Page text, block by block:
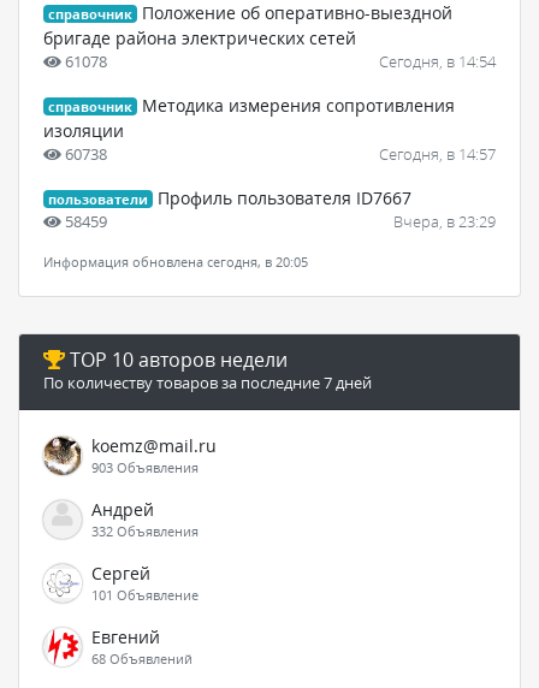
справочник
Положение об оперативно-выездной
бригаде района электрических сетей
61078 Сегодня, в 14:54
справочник
Методика измерения сопротивления
изоляции
60738 Сегодня, в 14:57
пользователи Профиль пользователя ID7667
58459 Вчера, в 23:29
Информация обновлена сегодня, в 20:05
TOP 10 авторов недели
По количеству товаров за последние 7 дней
koemz@mail.ru
903 Объявления
Андрей
332 Объявления
Сергей
101 Объявление
Евгений
68 Объявлений